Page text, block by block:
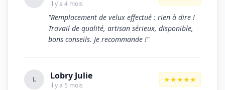
il y a 4 mois
"Remplacement de velux effectué : rien à dire !
Travail de qualité, artisan sérieux, disponible,
bons conseils. Je recommande !"
L Lobry Julie
il y a 5 mois
★★★★★